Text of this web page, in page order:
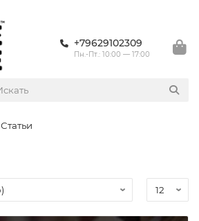
+79629102309
Пн.-Пт.: 10:00 — 17:00
Статьи